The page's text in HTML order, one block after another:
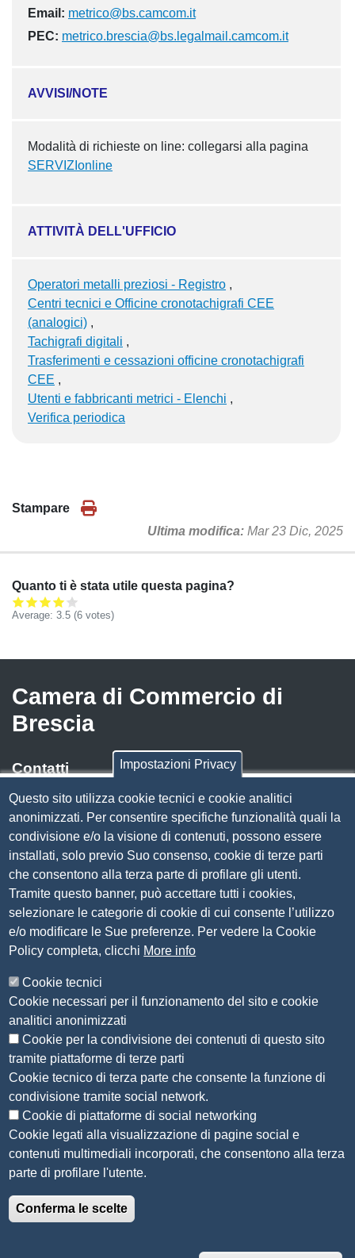
Email: metrico@bs.camcom.it
PEC: metrico.brescia@bs.legalmail.camcom.it
AVVISI/NOTE
Modalità di richieste on line: collegarsi alla pagina
SERVIZIonline
ATTIVITÀ DELL'UFFICIO
Operatori metalli preziosi - Registro
Centri tecnici e Officine cronotachigrafi CEE
(analogici)
Tachigrafi digitali
Trasferimenti e cessazioni officine cronotachigrafi
CEE
Utenti e fabbricanti metrici - Elenchi
Verifica periodica
Stampare
Ultima modifica Mar 23 Dic, 2025
Quanto ti è stata utile questa pagina?
Average: 3.5 (6 votes)
Camera di Commercio di
Brescia
Contatti
Via Luigi Einaudi, 23, 25121 Brescia BS
Tel. 030 37251
PECcamera.brescia@bs.legalmail.camcom.it
P.IVA 00859790172
C.F. 80013870177
Contatti
Amministrazione Trasparente
Organizzazione
Bandi di concorso
Bandi di gara e contratti
Provvedimenti
Attività e procedimenti
Seguici su
Sito web
Accesso riservato
Mappa del sito
Impostazioni Privacy
Questo sito utilizza cookie tecnici e cookie analitici
anonimizzati. Per consentire specifiche funzionalità quali la
condivisione e/o la visione di contenuti, possono essere
installati, solo previo Suo consenso, cookie di terze parti
che consentono alla terza parte di profilare gli utenti.
Tramite questo banner, può accettare tutti i cookies,
selezionare le categorie di cookie di cui consente l’utilizzo
e/o modificare le Sue preferenze. Per vedere la Cookie
Policy completa, clicchi More info
Cookie tecnici
Cookie necessari per il funzionamento del sito e cookie
analitici anonimizzati
Cookie per la condivisione dei contenuti di questo sito
tramite piattaforme di terze parti
Cookie tecnico di terza parte che consente la funzione di
condivisione tramite social network.
Cookie di piattaforme di social networking
Cookie legati alla visualizzazione di pagine social e
contenuti multimediali incorporati, che consentono alla terza
parte di profilare l'utente.
Conferma le scelte